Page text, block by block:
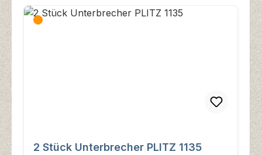
2 Stück Unterbrecher PLITZ 1135